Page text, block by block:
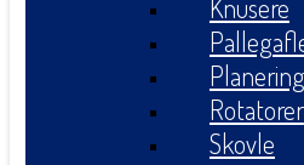
Knusere
Rotatorer
Skovle